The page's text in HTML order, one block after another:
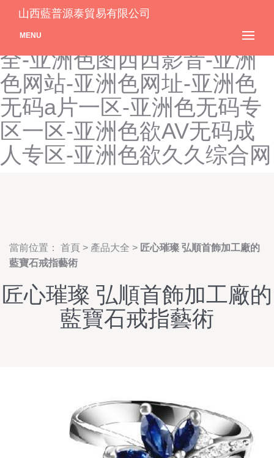
亚洲色图偷窥自拍-亚洲色图
偷拍第一页-亚洲色图网站大
全-亚洲色图西西影音-亚洲
色网站-亚洲色网址-亚洲色
无码a片一区-亚洲色无码专
区一区-亚洲色欲AV无码成
人专区-亚洲色欲久久综合网
山西藍普源泰貿易有限公司
MENU
當前位置： 首頁 > 產品大全 > 匠心璀璨 弘順首飾加工廠的
藍寶石戒指藝術
匠心璀璨 弘順首飾加工廠的
藍寶石戒指藝術